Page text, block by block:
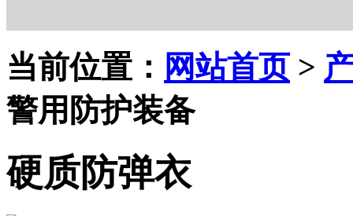
当前位置： 网站首页>
警用防护装备
硬质防弹衣